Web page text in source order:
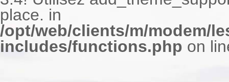
place. in
/opt/web/clients/m/modem/
includes/functions.php on